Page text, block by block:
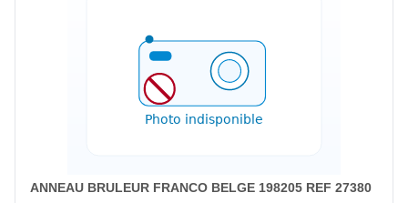
ANNEAU BRULEUR FRANCO BELGE 198205 REF 27380